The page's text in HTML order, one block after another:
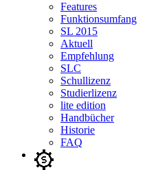
Features
Funktionsumfang
SL 2015
Aktuell
Empfehlung
SLC
Schullizenz
Studierlizenz
lite edition
Handbücher
Historie
FAQ